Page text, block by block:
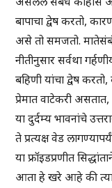
बापाचा द्वेष करतो,
असे तो समजतो.
नीतीनुसार सर्वथा
बहिणी यांचा द्वेष
प्रेमात वाटेकरी
या दुर्दम्य भावनांचे
ते प्रत्यक्ष वेड
या फ्रॉइडप्रणीत
आता हे खरे आहे की त्या